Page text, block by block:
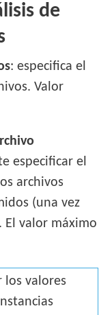
de
: especifica el
Valor
especificar el
archivos
(una vez
El valor máximo
los valores